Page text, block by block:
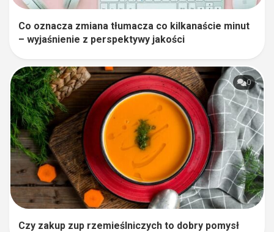
Co oznacza zmiana tłumacza co kilkanaście minut
– wyjaśnienie z perspektywy jakości
0
Czy zakup zup rzemieślniczych to dobry pomysł